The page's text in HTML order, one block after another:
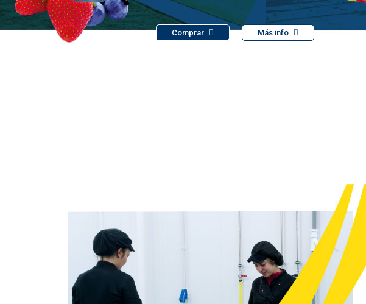
Comprar Más info